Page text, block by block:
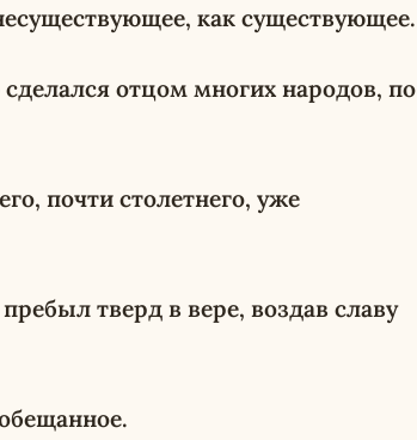
как существующее.
отцом многих народов, по
почти столетнего, уже
тверд в вере, воздав славу